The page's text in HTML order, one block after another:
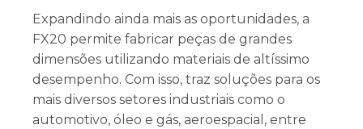
Expandindo ainda mais as oportunidades, a
FX20 permite fabricar peças de grandes
dimensões utilizando materiais de altíssimo
desempenho. Com isso, traz soluções para os
mais diversos setores industriais como o
automotivo, óleo e gás, aeroespacial, entre